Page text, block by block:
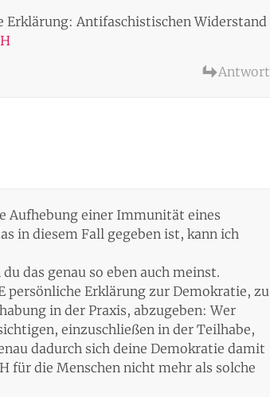
Erklärung: Antifaschistischen Widerstand
Antwort
Aufhebung einer Immunität eines
in diesem Fall gegeben ist, kann ich
das genau so eben auch meinst.
persönliche Erklärung zur Demokratie, zu
in der Praxis, abzugeben: Wer
einzuschließen in der Teilhabe,
dadurch sich deine Demokratie damit
für die Menschen nicht mehr als solche